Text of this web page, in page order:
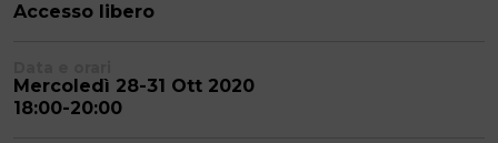
Accesso libero
Mercoledì 28-31 Ott 2020
18:00-20:00